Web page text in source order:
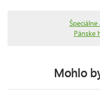
Pánske
Mohlo